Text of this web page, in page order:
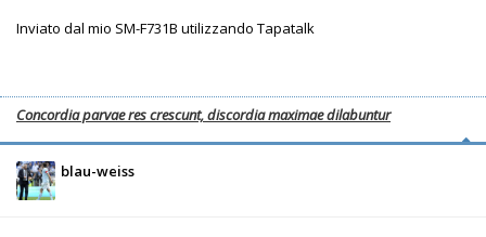
Inviato dal mio SM-F731B utilizzando Tapatalk
Concordia parvae res crescunt, discordia maximae dilabuntur
blau-weiss